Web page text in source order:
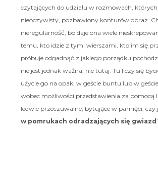
czytających do udziału w rozmowach, których
nieoczywisty, pozbawiony konturów obraz.
nieregularność, bo daje ona wiele
temu, kto idzie z tymi wierszami, kto im się
próbuje odgadnąć z jakiego porządku
nie jest jednak ważna, nie tutaj. Tu liczy się
użycie go na opak, w geście buntu lub w
wobec możliwości przedstawienia za pomocą
ledwie przeczuwalne, bytujące w pamięci, czy
w pomrukach odradzających się gwiazd”.